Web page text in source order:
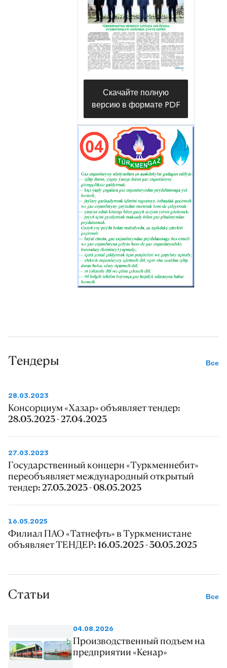
Скачайте полную
версию в формате PDF
Тендеры Все
28.03.2023
Консорциум «Хазар» объявляет тендер:
28.03.2023 - 27.04.2023
27.03.2023
Государственный концерн «Туркменнебит»
переобъявляет международный открытый
тендер: 27.03.2023 - 08.05.2023
16.05.2025
Филиал ПАО «Татнефть» в Туркменистане
объявляет ТЕНДЕР: 16.05.2025 - 30.05.2025
Статьи Все
04.08.2026
Производственный подъем на
предприятии «Кенар»